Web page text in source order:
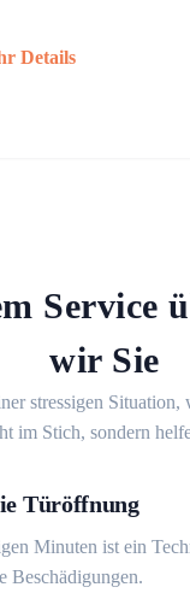
Details
Service
wir Sie
stressigen Situation,
im Stich, sondern
Türöffnung
Minuten ist ein
Beschädigungen.